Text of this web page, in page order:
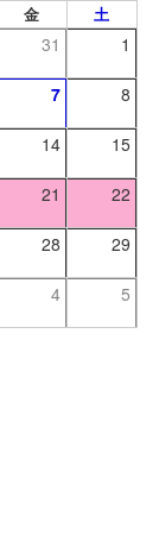
金 土
31 1
7 8
14 15
21 22
28 29
4 5